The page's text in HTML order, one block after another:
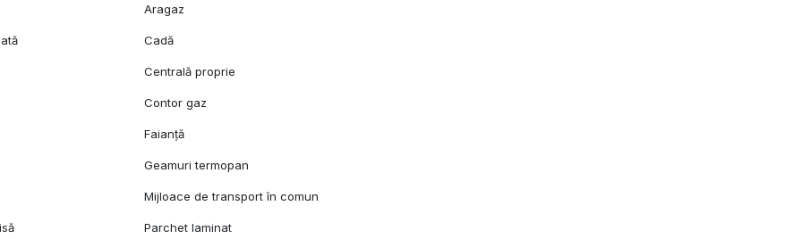
Aragaz
Cadă
Centrală proprie
Contor gaz
Faianță
Geamuri termopan
Mijloace de transport în comun
Parchet laminat